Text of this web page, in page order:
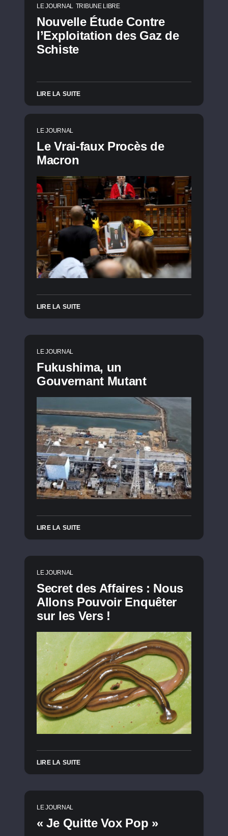
LE JOURNAL TRIBUNE LIBRE
Nouvelle Étude Contre
l’Exploitation des Gaz de
Schiste
LIRE LA SUITE
LE JOURNAL
Le Vrai-faux Procès de
Macron
LIRE LA SUITE
LE JOURNAL
Fukushima, un
Gouvernant Mutant
LIRE LA SUITE
LE JOURNAL
Secret des Affaires : Nous
Allons Pouvoir Enquêter
sur les Vers !
LIRE LA SUITE
LE JOURNAL
« Je Quitte Vox Pop »